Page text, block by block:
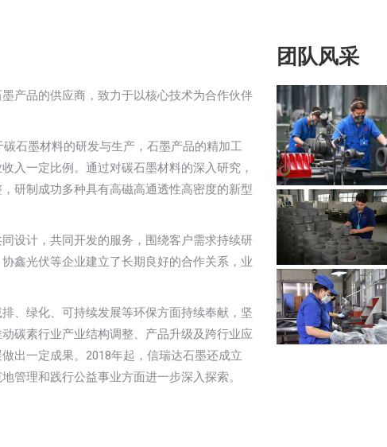
产品的供应商，致力于以核心技术为合作伙伴
石墨材料的研发与生产，石墨产品的精加工
入一定比例。通过对碳石墨材料的深入研究，
研制成功多种具有高磁高通透性高密度的新型
设计，共同开发的服务，围绕客户需求持续研
鑫光伏等企业建立了长期良好的合作关系，业
、绿化、可持续发展等环保方面持续奉献，坚
碳素行业产业结构调整、产品升级及跨行业应
出一定成果。2018年起，信瑞达石墨还成立
管理和践行公益事业方面进一步深入探索。
团队风采